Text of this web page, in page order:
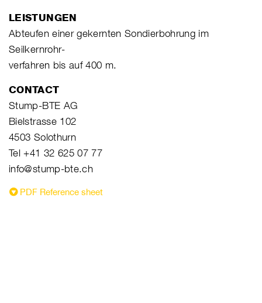
LEISTUNGEN
Abteufen einer gekernten Sondierbohrung im
Seilkernrohr-
verfahren bis auf 400 m.
CONTACT
Stump-BTE AG
Bielstrasse 102
4503 Solothurn
Tel +41 32 625 07 77
info@stump-bte.ch
PDF Reference sheet